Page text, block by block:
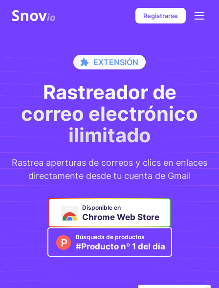
Registrarse
EXTENSIÓN
Rastreador de
correo electrónico
ilimitado
Rastrea aperturas de correos y clics en enlaces
directamente desde tu cuenta de Gmail
Disponible en
Chrome Web Store
Búsqueda de productos
#Producto nº 1 del día